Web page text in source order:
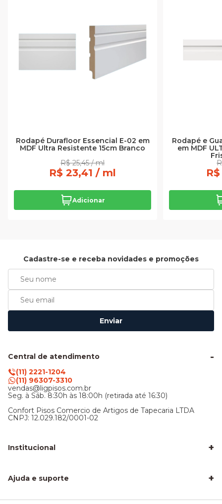
Rodapé Durafloor Essencial E-02 em
MDF Ultra Resistente 15cm Branco
R$ 25,45 / ml
R$ 23,41 / ml
Adicionar
Rodapé e
em MDF
Cadastre-se e receba novidades e promoções
Enviar
Central de atendimento
(11) 2221-1204
(11) 96307-3310
vendas@ligpisos.com.br
Seg. à Sáb. 8:30h às 18:00h (retirada até 16:30)
Confort Pisos Comercio de Artigos de Tapecaria LTDA
CNPJ: 12.029.182/0001-02
Institucional +
Sobre nós
Nossa Loja
Ajuda e suporte +
Frete e entrega